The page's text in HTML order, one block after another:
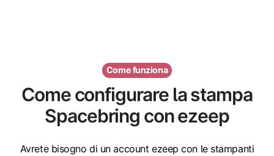
Come funziona
Come configurare la stampa
Spacebring con ezeep
Avrete bisogno di un account ezeep con le stampanti